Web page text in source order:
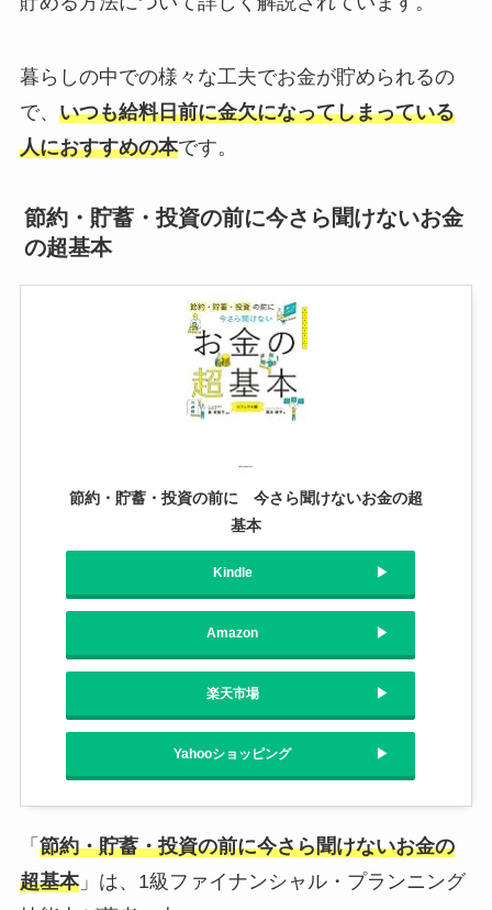
暮らしの中での様々な工夫でお金が貯められるの
で、 いつも給料日前に金欠になってしまっている
人におすすめの本です。
節約・貯蓄・投資の前に今さら聞けないお金
の超基本
節約・貯蓄・投資の前に 今さら聞けないお金の超
基本
Kindle
Amazon
楽天市場
Yahooショッピング
「 節約・貯蓄・投資の前に今さら聞けないお金の
超基本」は、1級ファイナンシャル・プランニング